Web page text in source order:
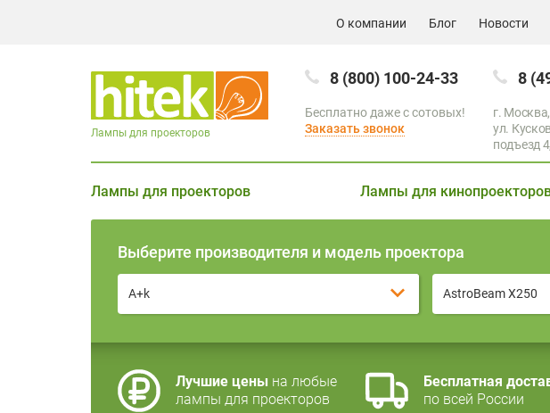
О компании Блог Новости
8 (800) 100-24-33
Бесплатно даже с сотовых!
Заказать звонок
8
г.
ул.
подъезд
Лампы для проекторов
Лампы для проекторов Лампы для
Выберите производителя и модель проектора
A+k AstroBeam X250
Лучшие цены на любые
лампы для проекторов
Бесплатная
по всей России